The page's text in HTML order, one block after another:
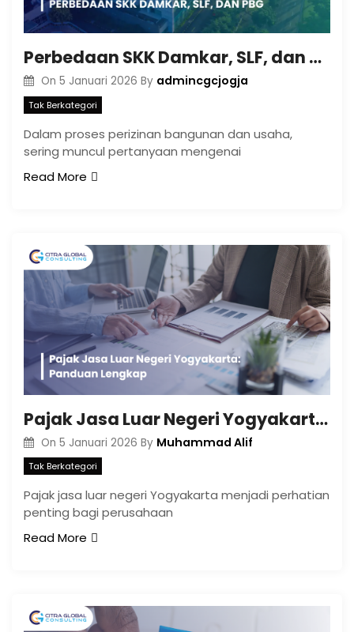
Perbedaan SKK Damkar, SLF, dan PBG
On 5 Januari 2026 By admincgcjogja
Tak Berkategori
Dalam proses perizinan bangunan dan usaha,
sering muncul pertanyaan mengenai
Read More
Pajak Jasa Luar Negeri Yogyakarta: Panduan Lengkap
On 5 Januari 2026 By Muhammad Alif
Tak Berkategori
Pajak jasa luar negeri Yogyakarta menjadi perhatian
penting bagi perusahaan
Read More